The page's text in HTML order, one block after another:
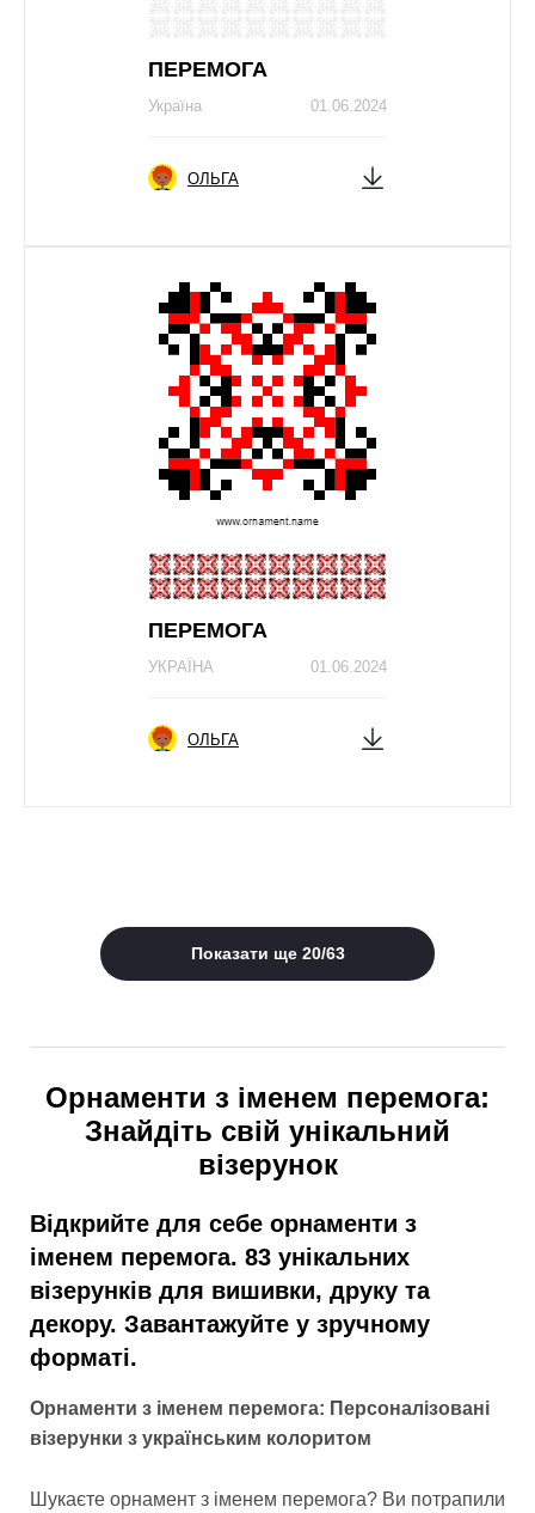
ПЕРЕМОГА
01.06.2024
Україна
ОЛЬГА
ПЕРЕМОГА
01.06.2024
УКРАЇНА
ОЛЬГА
Показати ще 20/63
Орнаменти з іменем перемога:
Знайдіть свій унікальний
візерунок
Відкрийте для себе орнаменти з
іменем перемога. 83 унікальних
візерунків для вишивки, друку та
декору. Завантажуйте у зручному
форматі.
Орнаменти з іменем перемога: Персоналізовані
візерунки з українським колоритом
Шукаєте орнамент з іменем перемога? Ви потрапили